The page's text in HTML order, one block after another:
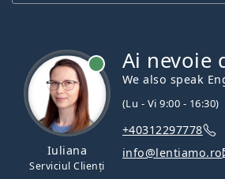
Iuliana
Serviciul Clienți
Ai nevoie
We also speak
(Lu - Vi 9:00 - 16:30)
+40312297778
info@lentiamo.ro